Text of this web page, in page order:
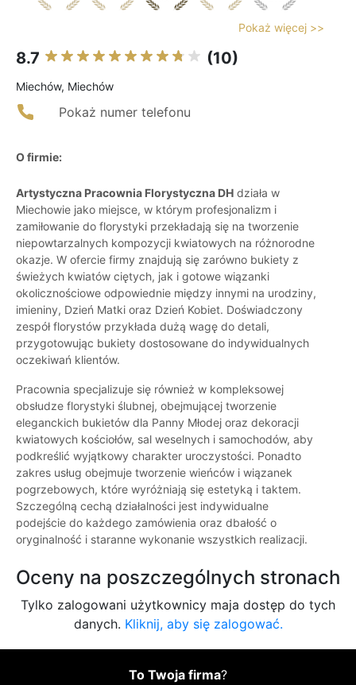
Pokaż więcej >>
8.7 (10)
Miechów, Miechów
Pokaż numer telefonu
O firmie:
Artystyczna Pracownia Florystyczna DH działa w
Miechowie jako miejsce, w którym profesjonalizm i
zamiłowanie do florystyki przekładają się na tworzenie
niepowtarzalnych kompozycji kwiatowych na różnorodne
okazje. W ofercie firmy znajdują się zarówno bukiety z
świeżych kwiatów ciętych, jak i gotowe wiązanki
okolicznościowe odpowiednie między innymi na urodziny,
imieniny, Dzień Matki oraz Dzień Kobiet. Doświadczony
zespół florystów przykłada dużą wagę do detali,
przygotowując bukiety dostosowane do indywidualnych
oczekiwań klientów.
Pracownia specjalizuje się również w kompleksowej
obsłudze florystyki ślubnej, obejmującej tworzenie
eleganckich bukietów dla Panny Młodej oraz dekoracji
kwiatowych kościołów, sal weselnych i samochodów, aby
podkreślić wyjątkowy charakter uroczystości. Ponadto
zakres usług obejmuje tworzenie wieńców i wiązanek
pogrzebowych, które wyróżniają się estetyką i taktem.
Szczególną cechą działalności jest indywidualne
podejście do każdego zamówienia oraz dbałość o
oryginalność i staranne wykonanie wszystkich realizacji.
Oceny na poszczególnych stronach
Tylko zalogowani użytkownicy maja dostęp do tych
danych. Kliknij, aby się zalogować.
To Twoja firma?